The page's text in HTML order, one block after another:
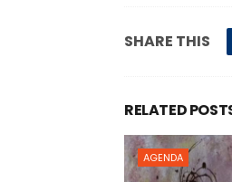
SHARE THIS
RELATED
AGENDA